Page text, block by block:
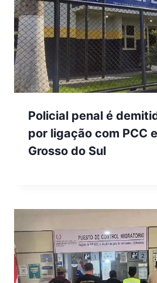
Policial penal é
por ligação com PCC
Grosso do Sul